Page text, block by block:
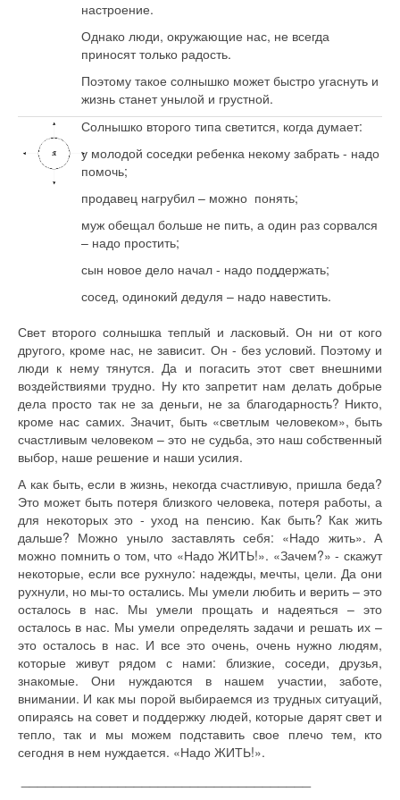
настроение.
Однако люди, окружающие нас, не всегда
приносят только радость.
Поэтому такое солнышко может быстро угаснуть и
жизнь станет унылой и грустной.
Солнышко второго типа светится, когда думает:
у молодой соседки ребенка некому забрать - надо
помочь;
продавец нагрубил – можно понять;
муж обещал больше не пить, а один раз сорвался
– надо простить;
сын новое дело начал - надо поддержать;
сосед, одинокий дедуля – надо навестить.
Свет второго солнышка теплый и ласковый. Он ни от кого
другого, кроме нас, не зависит. Он - без условий. Поэтому и
люди к нему тянутся. Да и погасить этот свет внешними
воздействиями трудно. Ну кто запретит нам делать добрые
дела просто так не за деньги, не за благодарность? Никто,
кроме нас самих. Значит, быть «светлым человеком», быть
счастливым человеком – это не судьба, это наш собственный
выбор, наше решение и наши усилия.
А как быть, если в жизнь, некогда счастливую, пришла беда?
Это может быть потеря близкого человека, потеря работы, а
для некоторых это - уход на пенсию. Как быть? Как жить
дальше? Можно уныло заставлять себя: «Надо жить». А
можно помнить о том, что «Надо ЖИТЬ!». «Зачем?» - скажут
некоторые, если все рухнуло: надежды, мечты, цели. Да они
рухнули, но мы-то остались. Мы умели любить и верить – это
осталось в нас. Мы умели прощать и надеяться – это
осталось в нас. Мы умели определять задачи и решать их –
это осталось в нас. И все это очень, очень нужно людям,
которые живут рядом с нами: близкие, соседи, друзья,
знакомые. Они нуждаются в нашем участии, заботе,
внимании. И как мы порой выбираемся из трудных ситуаций,
опираясь на совет и поддержку людей, которые дарят свет и
тепло, так и мы можем подставить свое плечо тем, кто
сегодня в нем нуждается. «Надо ЖИТЬ!».